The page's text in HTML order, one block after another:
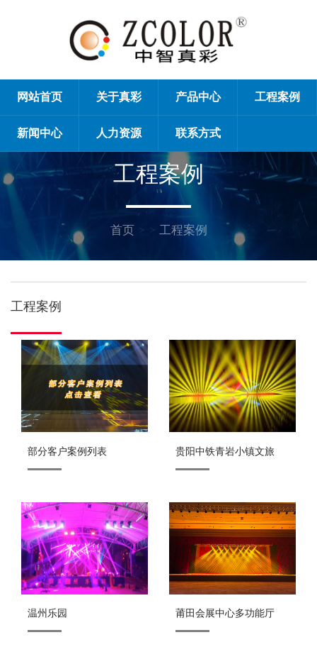
网站首页 关于真彩 产品中心 工程案例
新闻中心 人力资源 联系方式
工程案例
首页 > > 工程案例
工程案例
部分客户案例列表 贵阳中铁青岩小镇文旅
温州乐园 莆田会展中心多功能厅